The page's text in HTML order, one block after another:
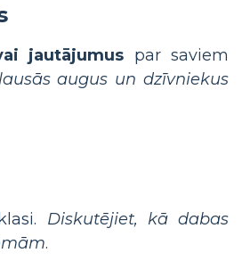
jautājumus par saviem
augus un dzīvniekus
Diskutējiet, kā dabas
.